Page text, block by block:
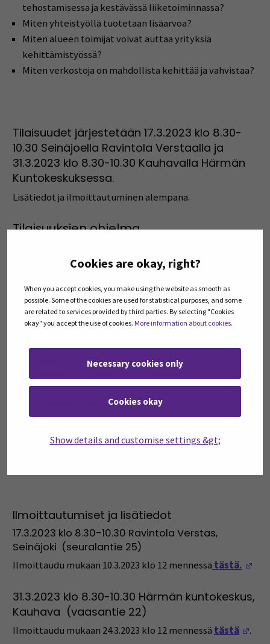
Cookies are okay, right?
When you accept cookies, you make using the website as smooth as
possible. Some of the cookies are used for statistical purposes, and some
are related to services provided by third parties. By selecting "Cookies
okay" you accept the use of cookies. More information about cookies.
Necessary cookies only
Cookies okay
Show details and customise settings &gt;
tehostamisessa ja kestävässä liiketoiminnassa?
Miten yhteistyöllä tuotetaan lisäarvoa?
Miten alueen toimijat voivat auttaa yrityksiä
kehittämistyössä?
Miten verkostoja on mahdollista kehittää ja vahvistaa?
Tilaisuudet järjestetään 17.3.2023 klo 8.30-
10.30 Seinäjoella Ravintola Verstaalla ja
31.3.2023 klo 8.30-10.30 Kauhavalla Härmän
Kuntokeskuksessa.
Lisätiedot ja ilmoittautuminen alempana.
Tilaisuuksien ohjelma
Kestävän liiketoiminnan ja resurssitehokkuuden
Nurmi, SeAMK
Etelä-Pohjanmaan kiertotalousalustaRiihen
(Opens in
hyödyntämismahdollisuudet, Krista Mäki, SeAMK
Lakea Oy, Timo Mantila (Seinäjoki)
Etelä-Pohjanmaan vihreän kasvun verkostot, Laura
Könönen & Annukka Koivuranta, SeAMK
Etelä-Pohjanmaan kestävän liiketoiminnan verkoston
Ilmoittautumiset ja lisätiedot
17.3.2023 klo 8.30-10.30 Ravintola Verstas,
Seinäjoki (seuralantie 25)
Ilmoittaudu mukaan 10.3.2023 klo 12 mennessä tästä.
31.3.2023 klo 8.30-10.30 Härmän kuntokeskus,
Kauhava (vaasantie 22)
Ilmoittaudu mukaan 24.3.2023 klo 12 mennessä tästä .